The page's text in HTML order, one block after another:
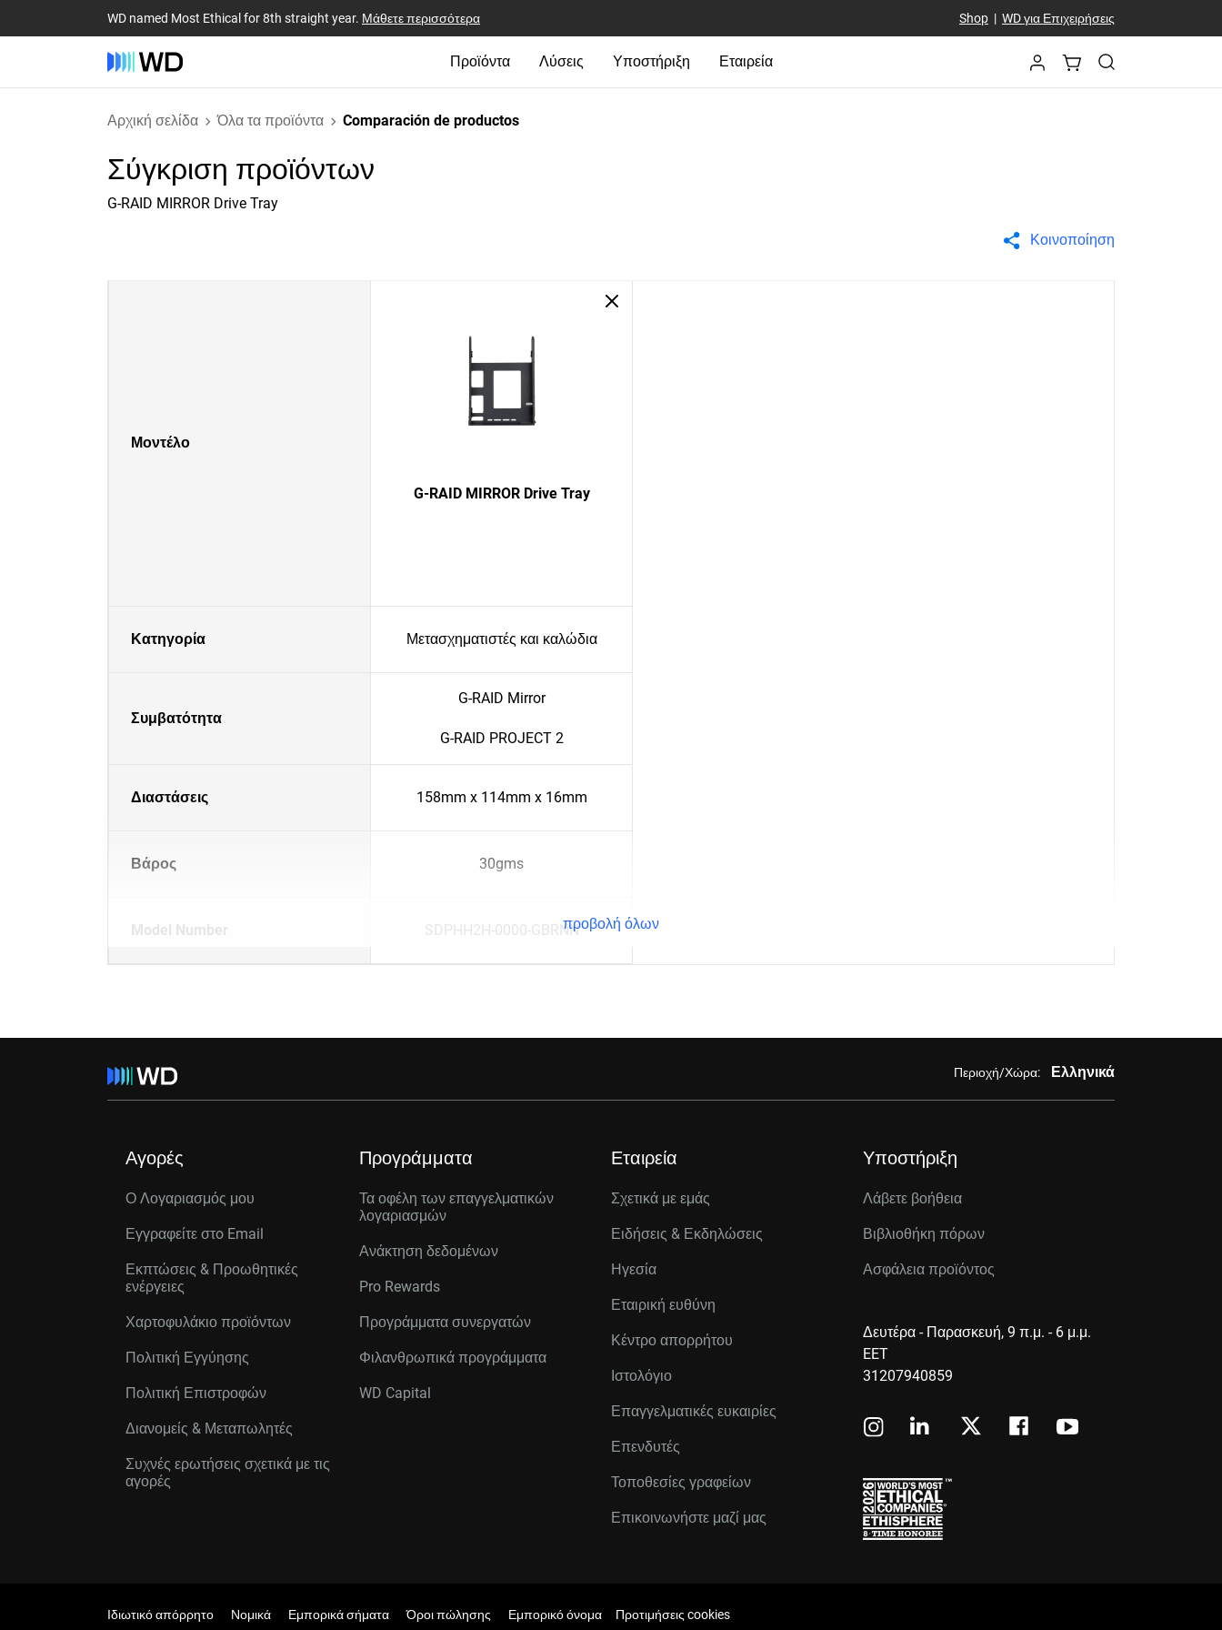
WD named Most Ethical for 8th straight year. Μάθετε περισσότερα Shop| WD για Επιχειρήσεις
Προϊόντα Λύσεις Υποστήριξη Εταιρεία
Αρχική σελίδα Όλα τα προϊόντα Comparación de productos
Σύγκριση προϊόντων
G-RAID MIRROR Drive Tray
Κοινοποίηση
Μοντέλο
G-RAID MIRROR Drive Tray
Κατηγορία Μετασχηματιστές και καλώδια
Συμβατότητα
G-RAID Mirror
G-RAID PROJECT 2
Διαστάσεις 158mm x 114mm x 16mm
Βάρος 30gms
Model Number SDPHH2H-0000-GBRNNπροβολή όλων
Περιοχή/Χώρα: Ελληνικά
Αγορές
Ο Λογαριασμός μου
Εγγραφείτε στo Email
Εκπτώσεις & Προωθητικές
ενέργειες
Χαρτοφυλάκιο προϊόντων
Πολιτική Εγγύησης
Πολιτική Επιστροφών
Διανομείς & Μεταπωλητές
Συχνές ερωτήσεις σχετικά με τις
αγορές
Προγράμματα
Τα οφέλη των επαγγελματικών
λογαριασμών
Ανάκτηση δεδομένων
Pro Rewards
Προγράμματα συνεργατών
Φιλανθρωπικά προγράμματα
WD Capital
Εταιρεία
Σχετικά με εμάς
Ειδήσεις & Εκδηλώσεις
Ηγεσία
Εταιρική ευθύνη
Κέντρο απορρήτου
Ιστολόγιο
Επαγγελματικές ευκαιρίες
Επενδυτές
Τοποθεσίες γραφείων
Επικοινωνήστε μαζί μας
Υποστήριξη
Λάβετε βοήθεια
Βιβλιοθήκη πόρων
Ασφάλεια προϊόντος
Δευτέρα - Παρασκευή, 9 π.μ. - 6 μ.μ.
EET
31207940859
Ιδιωτικό απόρρητο Νομικά Εμπορικά σήματα Όροι πώλησης Εμπορικό όνομα Προτιμήσεις cookies